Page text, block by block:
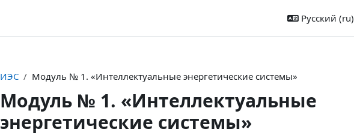
Русский ‎(ru)‎
ИЭС Модуль № 1. «Интеллектуальные энергетические системы»
Модуль № 1. «Интеллектуальные
энергетические системы»